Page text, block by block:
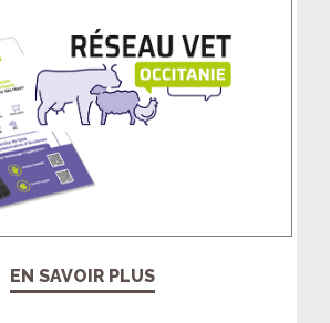
EN SAVOIR PLUS